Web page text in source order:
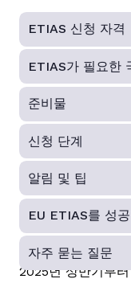
ETIAS 신청 자격
ETIAS가 필요한
준비물
신청 단계
알림 및 팁
EU ETIAS를 성
자주 묻는 질문
2025년 상반기부